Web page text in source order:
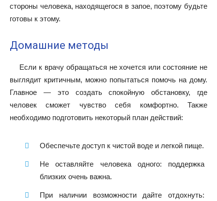
стороны человека, находящегося в запое, поэтому будьте
готовы к этому.
Домашние методы
Если к врачу обращаться не хочется или состояние не
выглядит критичным, можно попытаться помочь на дому.
Главное — это создать спокойную обстановку, где
человек сможет чувство себя комфортно. Также
необходимо подготовить некоторый план действий:
Обеспечьте доступ к чистой воде и легкой пище.
Не оставляйте человека одного: поддержка
близких очень важна.
При наличии возможности дайте отдохнуть: